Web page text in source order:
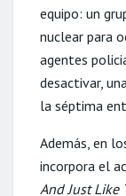
equipo: un
nuclear para
agentes
desactivar,
la séptima
Además, en
incorpora el
And Just Like